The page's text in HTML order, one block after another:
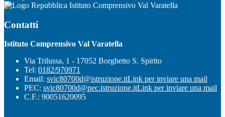
Istituto Comprensivo Val Varatella
Contatti
Istituto Comprensivo Val Varatella
Via Trilussa, 1 - 17052 Borghetto S. Spirito
Tel: 0182/970971
Email: svic80700d@istruzione.itLink per inviare una mail
PEC: svic80700d@pec.istruzione.itLink per inviare una mail
C.F.: 90051620095